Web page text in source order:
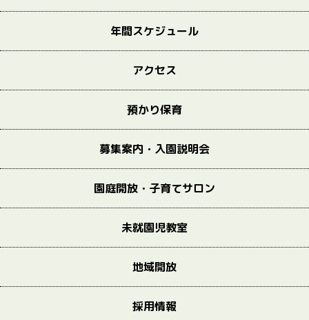
年間スケジュール
アクセス
預かり保育
募集案内・入園説明会
園庭開放・子育てサロン
未就園児教室
地域開放
採用情報